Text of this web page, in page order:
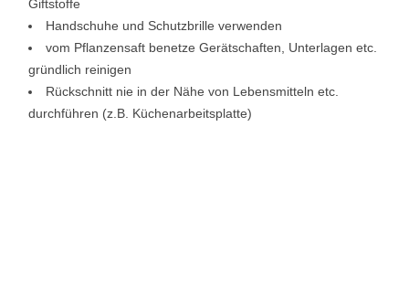
Giftstoffe
Handschuhe und Schutzbrille verwenden
vom Pflanzensaft benetze Gerätschaften, Unterlagen etc.
gründlich reinigen
Rückschnitt nie in der Nähe von Lebensmitteln etc.
durchführen (z.B. Küchenarbeitsplatte)